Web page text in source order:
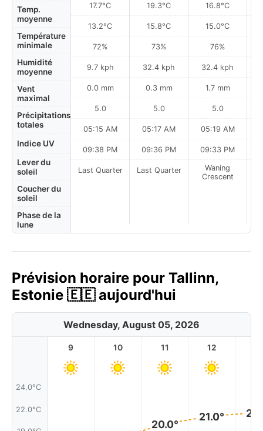
Temp.
moyenne
Température
minimale
Humidité
moyenne
Vent
maximal
Précipitations
totales
Indice UV
Lever du
soleil
Coucher du
soleil
Phase de la
lune
17.7°C
13.2°C
72%
9.7 kph
0.0 mm
5.0
05:15 AM
09:38 PM
Last Quarter
19.3°C
15.8°C
73%
32.4 kph
0.3 mm
5.0
05:17 AM
09:36 PM
Last Quarter
16.8°C
15.0°C
76%
32.4 kph
1.7 mm
5.0
05:19 AM
09:33 PM
Waning
Crescent
Prévision horaire pour Tallinn,
Estonie 🇪🇪 aujourd'hui
Wednesday, August 05, 2026
24.0°C
22.0°C
9 10 11
20.0°
12
21.0°